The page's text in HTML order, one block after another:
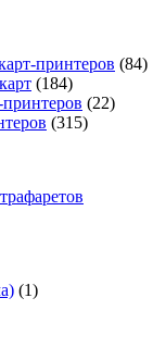
принтеров (84)
(184)
(22)
(315)
(1)